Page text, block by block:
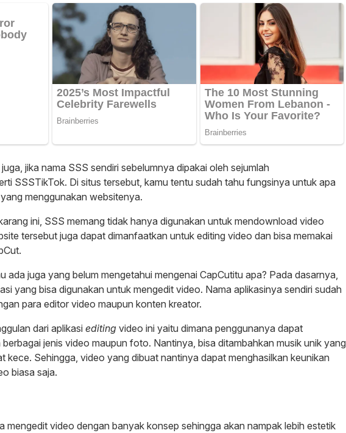
jika nama SSS sendiri sebelumnya dipakai oleh sejumlah
SSSTikTok. Di situs tersebut, kamu tentu sudah tahu fungsinya untuk apa
menggunakan websitenya.
ini, SSS memang tidak hanya digunakan untuk mendownload video
tersebut juga dapat dimanfaatkan untuk editing video dan bisa memakai
ada juga yang belum mengetahui mengenai CapCutitu apa? Pada dasarnya,
yang bisa digunakan untuk mengedit video. Nama aplikasinya sendiri sudah
para editor video maupun konten kreator.
dari aplikasi editing video ini yaitu dimana penggunanya dapat
jenis video maupun foto. Nantinya, bisa ditambahkan musik unik yang
kece. Sehingga, video yang dibuat nantinya dapat menghasilkan keunikan
biasa saja.
mengedit video dengan banyak konsep sehingga akan nampak lebih estetik